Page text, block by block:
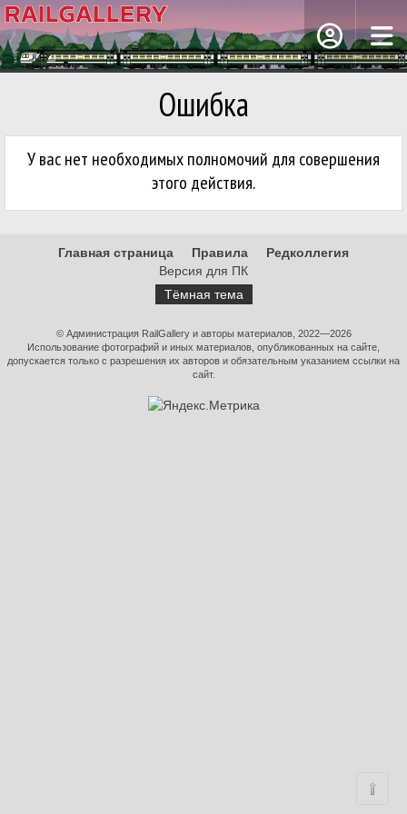
Ошибка
У вас нет необходимых полномочий для совершения
этого действия.
Главная страница Правила
Редколлегия
Версия для ПК
Тёмная тема
© Администрация RailGallery и авторы материалов, 2022—2026
Использование фотографий и иных материалов, опубликованных на сайте,
допускается только с разрешения их авторов и обязательным указанием ссылки на
сайт.